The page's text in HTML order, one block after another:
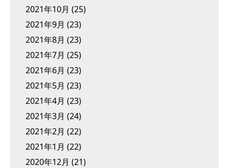
2021年10月 (25)
2021年9月 (23)
2021年8月 (23)
2021年7月 (25)
2021年6月 (23)
2021年5月 (23)
2021年4月 (23)
2021年3月 (24)
2021年2月 (22)
2021年1月 (22)
2020年12月 (21)